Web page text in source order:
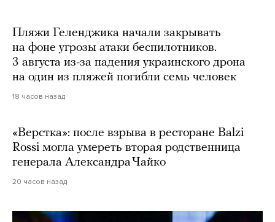
Пляжи Геленджика начали закрывать
на фоне угрозы атаки беспилотников.
3 августа из-за падения украинского дрона
на один из пляжей погибли семь человек
18 часов назад
«Верстка»: после взрыва в ресторане Balzi
Rossi могла умереть вторая родственница
генерала Александра Чайко
20 часов назад